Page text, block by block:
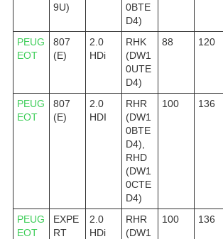
9U)
0BTE
D4)
PEUG
EOT
807
(E)
2.0
HDi
RHK
(DW1
0UTE
D4)
88 120
PEUG
EOT
807
(E)
2.0
HDI
RHR
(DW1
0BTE
D4),
RHD
(DW1
0CTE
D4)
100 136
PEUG
EOT
EXPE
RT
2.0
HDi
RHR
(DW1
100 136